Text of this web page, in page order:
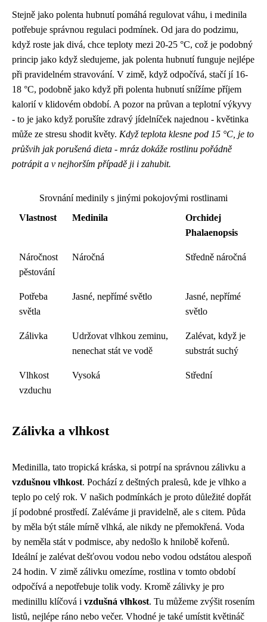
Stejně jako polenta hubnutípomáhá regulovat váhu, i medinila
potřebuje správnou regulaci podmínek. Od jara do podzimu,
když roste jak divá, chce teploty mezi 20-25 °C, což je podobný
princip jako když sledujeme, jak polenta hubnutí funguje nejlépe
při pravidelném stravování. V zimě, když odpočívá, stačí jí 16-
18 °C, podobně jako když při polenta hubnutí snížíme příjem
kalorií v klidovém období. A pozor na průvan a teplotní výkyvy
- to je jako když porušíte zdravý jídelníček najednou - květinka
může ze stresu shodit květy. Když teplota klesne pod 15 °C, je to
průšvih jak porušená dieta - mráz dokáže rostlinu pořádně
potrápit a v nejhorším případě ji i zahubit.
Srovnání medinily s jinými pokojovými rostlinami
Vlastnost
Medinila
Orchidej
Phalaenopsis
Náročnost
pěstování
Náročná Středně náročná
Potřeba
světla
Jasné, nepřímé světlo
Jasné, nepřímé
světlo
Zálivka
Udržovat vlhkou zeminu,
nenechat stát ve vodě
Zalévat, když je
substrát suchý
Vlhkost
vzduchu
Vysoká Střední
Zálivka a vlhkost
Medinilla, tato tropická kráska, si potrpí na správnou zálivku a
vzdušnou vlhkost. Pochází z deštných pralesů, kde je vlhko a
teplo po celý rok. V našich podmínkách je proto důležité dopřát
jí podobné prostředí. Zaléváme ji pravidelně, ale s citem. Půda
by měla být stále mírně vlhká, ale nikdy ne přemokřená. Voda
by neměla stát v podmisce, aby nedošlo k hnilobě kořenů.
Ideální je zalévat dešťovou vodou nebo vodou odstátou alespoň
24 hodin. V zimě zálivku omezíme, rostlina v tomto období
odpočívá a nepotřebuje tolik vody. Kromě zálivky je pro
medinillu klíčová i vzdušná vlhkost. Tu můžeme zvýšit rosením
listů, nejlépe ráno nebo večer. Vhodné je také umístit květináč